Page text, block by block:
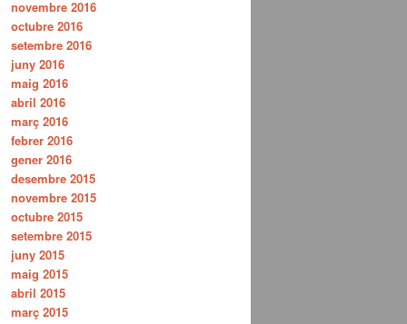
novembre 2016
octubre 2016
setembre 2016
juny 2016
maig 2016
abril 2016
març 2016
febrer 2016
gener 2016
desembre 2015
novembre 2015
octubre 2015
setembre 2015
juny 2015
maig 2015
abril 2015
març 2015